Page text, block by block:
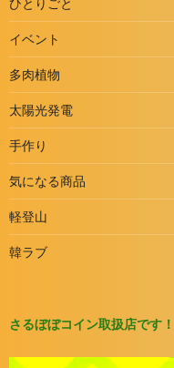
ひとりごと
イベント
多肉植物
太陽光発電
手作り
気になる商品
軽登山
韓ラブ
さるぼぼコイン取扱店です！